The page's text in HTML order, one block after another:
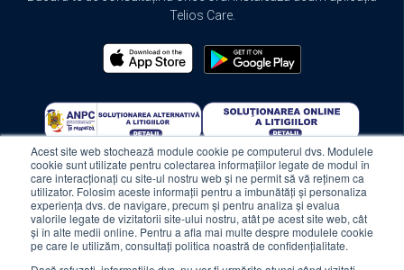
Acest site web stochează module cookie pe computerul dvs. Modulele
cookie sunt utilizate pentru colectarea informațiilor legate de modul în
care interacționați cu site-ul nostru web și ne permit să vă reținem ca
utilizator. Folosim aceste informații pentru a îmbunătăți și personaliza
experiența dvs. de navigare, precum și pentru analiza și evalua
valorile legate de vizitatorii site-ului nostru, atât pe acest site web, cât
și în alte medii online. Pentru a afla mai multe despre modulele cookie
pe care le utilizăm, consultați politica noastră de confidențialitate.
Telios Care.
© 2024 Telios Care. All rights reserved.